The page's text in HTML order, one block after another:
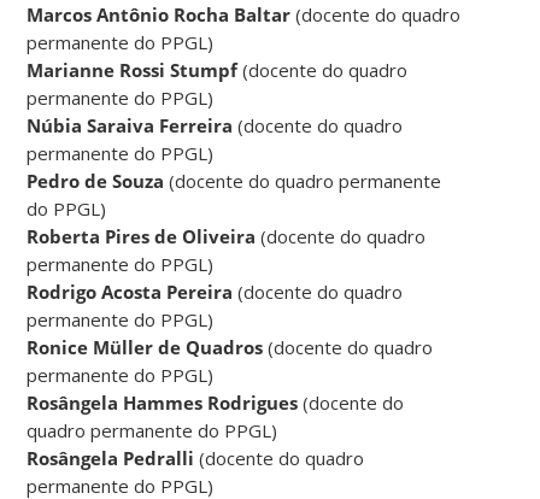
Marcos Antônio Rocha Baltar (docente do quadro
permanente do PPGL)
Marianne Rossi Stumpf(docente do quadro
permanente do PPGL)
Núbia Saraiva Ferreira (docente do quadro
permanente do PPGL)
Pedro de Souza (docente do quadro permanente
do PPGL)
Roberta Pires de Oliveira (docente do quadro
permanente do PPGL)
Rodrigo Acosta Pereira (docente do quadro
permanente do PPGL)
Ronice Müller de Quadros (docente do quadro
permanente do PPGL)
Rosângela Hammes Rodrigues (docente do
quadro permanente do PPGL)
Rosângela Pedralli (docente do quadro
permanente do PPGL)